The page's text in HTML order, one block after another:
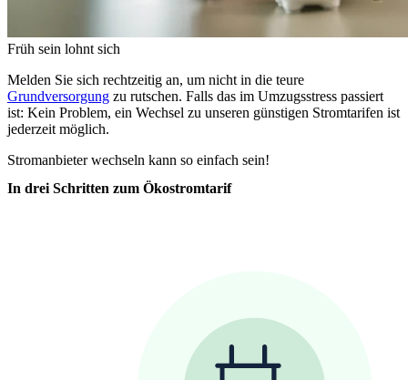
Früh sein lohnt sich
Melden Sie sich rechtzeitig an, um nicht in die teure
Grundversorgung zu rutschen. Falls das im Umzugsstress passiert
ist: Kein Problem, ein Wechsel zu unseren günstigen Stromtarifen ist
jederzeit möglich.
Stromanbieter wechseln kann so einfach sein!
In drei Schritten zum Ökostromtarif